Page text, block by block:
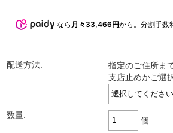
なら 月々33,466円から。分割手数
配送方法:
指定のご住所ま
支店止めかご選
数量:
個